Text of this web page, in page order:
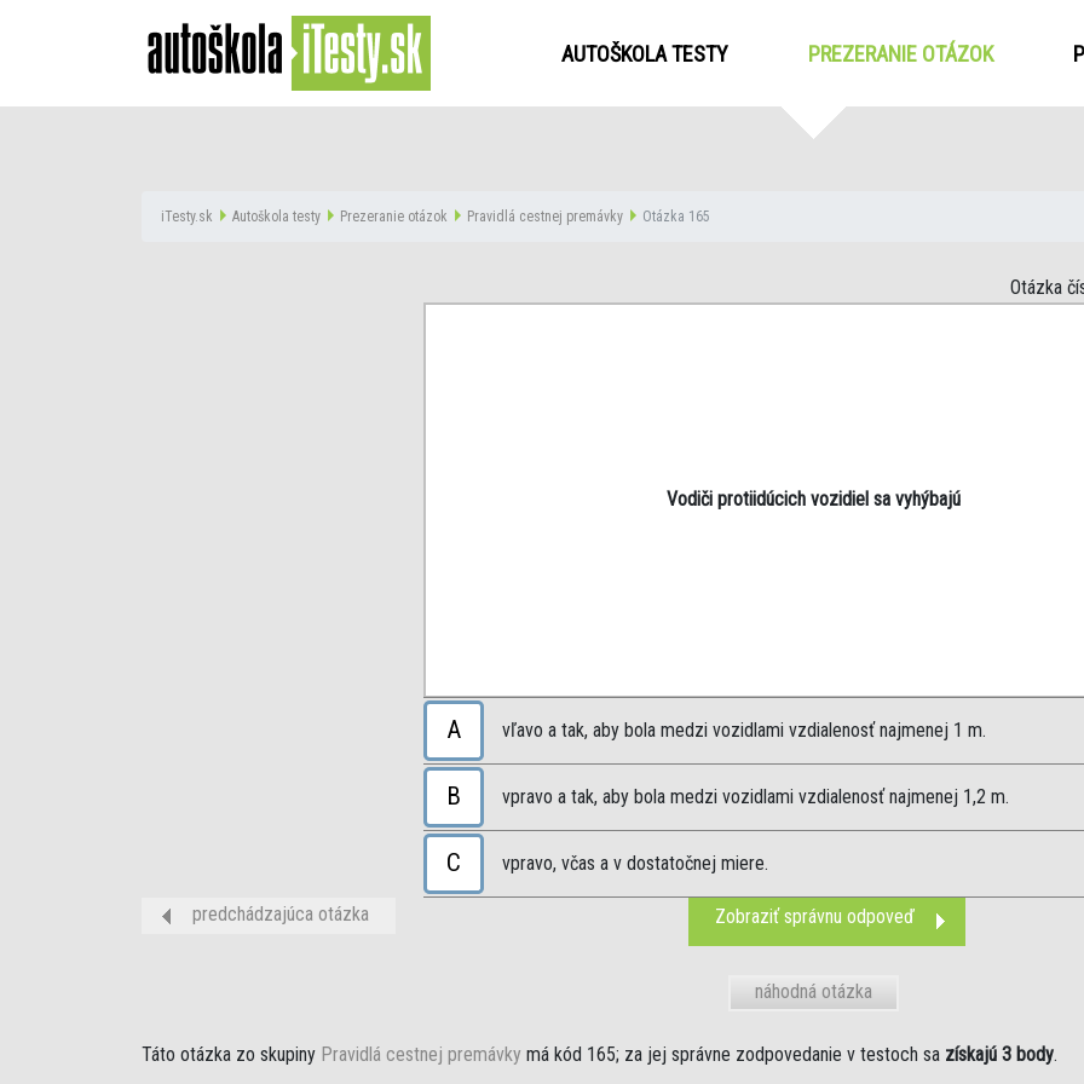
AUTOŠKOLA TESTY PREZERANIE OTÁZOK
iTesty.sk Autoškola testy Prezeranie otázok Pravidlá cestnej premávky Otázka 165
Otázka
Vodiči protiidúcich vozidiel sa vyhýbajú
A vľavo a tak, aby bola medzi vozidlami vzdialenosť najmenej 1 m.
B vpravo a tak, aby bola medzi vozidlami vzdialenosť najmenej 1,2 m.
C vpravo, včas a v dostatočnej miere.
Zobraziť správnu odpoveď
predchádzajúca otázka
náhodná otázka
Táto otázka zo skupiny Pravidlá cestnej premávky má kód 165; za jej správne zodpovedanie v testoch sa získajú 3 body.